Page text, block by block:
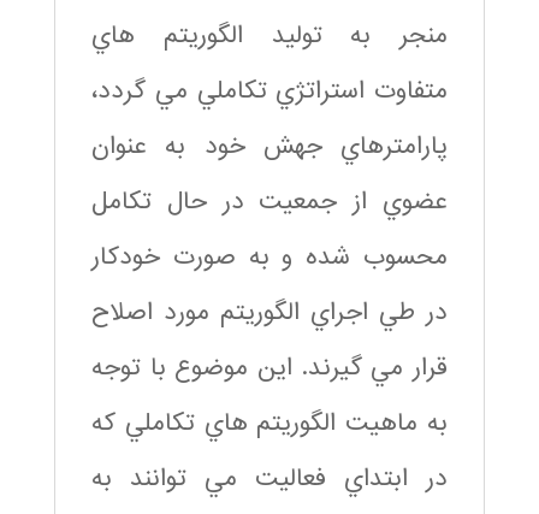
منجر به توليد الگوريتم هاي
متفاوت استراتژي تکاملي مي گردد،
پارامترهاي جهش خود به عنوان
عضوي از جمعيت در حال تکامل
محسوب شده و به صورت خودکار
در طي اجراي الگوريتم مورد اصلاح
قرار مي گيرند. اين موضوع با توجه
به ماهيت الگوريتم هاي تکاملي که
در ابتداي فعاليت مي توانند به